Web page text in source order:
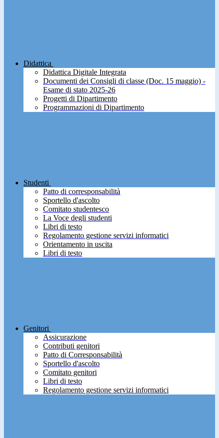
Didattica
Didattica Digitale Integrata
Documenti dei Consigli di classe (Doc. 15 maggio) -
Esame di stato 2025-26
Progetti di Dipartimento
Programmazioni di Dipartimento
Studenti
Patto di corresponsabilità
Sportello d'ascolto
Comitato studentesco
La Voce degli studenti
Libri di testo
Regolamento gestione servizi informatici
Orientamento in uscita
Libri di testo
Genitori
Assicurazione
Contributi genitori
Patto di Corresponsabilità
Sportello d'ascolto
Comitato genitori
Libri di testo
Regolamento gestione servizi informatici